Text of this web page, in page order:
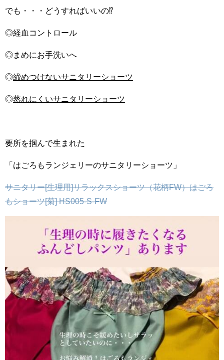
でも・・・どうすればいいの⁉️
◎経血コントロール
◎まめにお手洗いへ
◎締めつけないサニタリーショーツ
◎蒸れにくいサニタリーショーツ
要所を掴んで生まれた
「はごろもランジェリーのサニタリーショーツ」
サニタリー[生理用]リラックスショーツ（花柄FW）はごろ
もショーツ[菊] HS005-S-FW